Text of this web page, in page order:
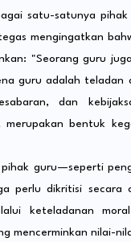
satu-satunya pihak
mengingatkan
"Seorang guru
guru adalah teladan
dan
bentuk
guru—seperti
perlu dikritisi secara
keteladanan
mencerminkan nilai-